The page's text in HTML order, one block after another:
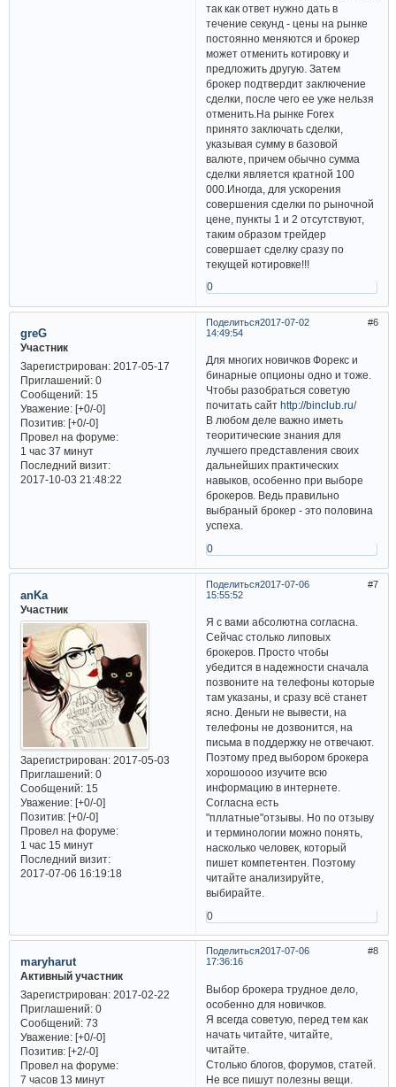
так как ответ нужно дать в
течение секунд - цены на рынке
постоянно меняются и брокер
может отменить котировку и
предложить другую. Затем
брокер подтвердит заключение
сделки, после чего ее уже нельзя
отменить.На рынке Forex
принято заключать сделки,
указывая сумму в базовой
валюте, причем обычно сумма
сделки является кратной 100
000.Иногда, для ускорения
совершения сделки по рыночной
цене, пункты 1 и 2 отсутствуют,
таким образом трейдер
совершает сделку сразу по
текущей котировке!!!
0
Поделиться 6
2017-07-02
14:49:54
greG
Участник
Зарегистрирован: 2017-05-17
Приглашений:0
Сообщений:15
Уважение: [+0/-0]
Позитив: [+0/-0]
Провел на форуме:
1 час 37 минут
Последний визит:
2017-10-03 21:48:22
Для многих новичков Форекс и
бинарные опционы одно и тоже.
Чтобы разобраться советую
почитать сайт http://binclub.ru/
В любом деле важно иметь
теоритические знания для
лучшего представления своих
дальнейших практических
навыков, особенно при выборе
брокеров. Ведь правильно
выбраный брокер - это половина
успеха.
0
Поделиться 7
2017-07-06
15:55:52
anKa
Участник
Зарегистрирован: 2017-05-03
Приглашений:0
Сообщений:15
Уважение: [+0/-0]
Позитив: [+0/-0]
Провел на форуме:
1 час 15 минут
Последний визит:
2017-07-06 16:19:18
Я с вами абсолютна согласна.
Сейчас столько липовых
брокеров. Просто чтобы
убедится в надежности сначала
позвоните на телефоны которые
там указаны, и сразу всё станет
ясно. Деньги не вывести, на
телефоны не дозвонится, на
письма в поддержку не отвечают.
Поэтому пред выбором брокера
хорошоооо изучите всю
информацию в интернете.
Согласна есть
"пллатные"отзывы. Но по отзыву
и терминологии можно понять,
насколько человек, который
пишет компетентен. Поэтому
читайте анализируйте,
выбирайте.
0
Поделиться 8
2017-07-06
17:36:16
maryharut
Активный участник
Зарегистрирован: 2017-02-22
Приглашений:0
Сообщений:73
Уважение: [+0/-0]
Позитив: [+2/-0]
Провел на форуме:
7 часов 13 минут
Выбор брокера трудное дело,
особенно для новичков.
Я всегда советую, перед тем как
начать читайте, читайте,
читайте.
Столько блогов, форумов, статей.
Не все пишут полезны вещи.